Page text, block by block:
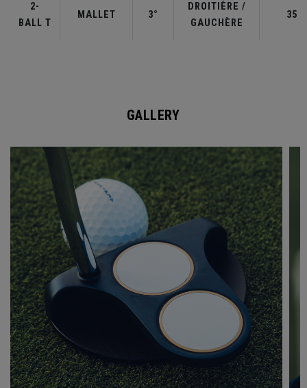
2-
BALL T
MALLET 3°
DROITIÈRE /
GAUCHÈRE
35"
GALLERY